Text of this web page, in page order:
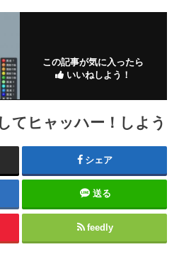
この記事が気に入ったら
いいねしよう！
てヒャッハー！しよう
シェア
送る
feedly